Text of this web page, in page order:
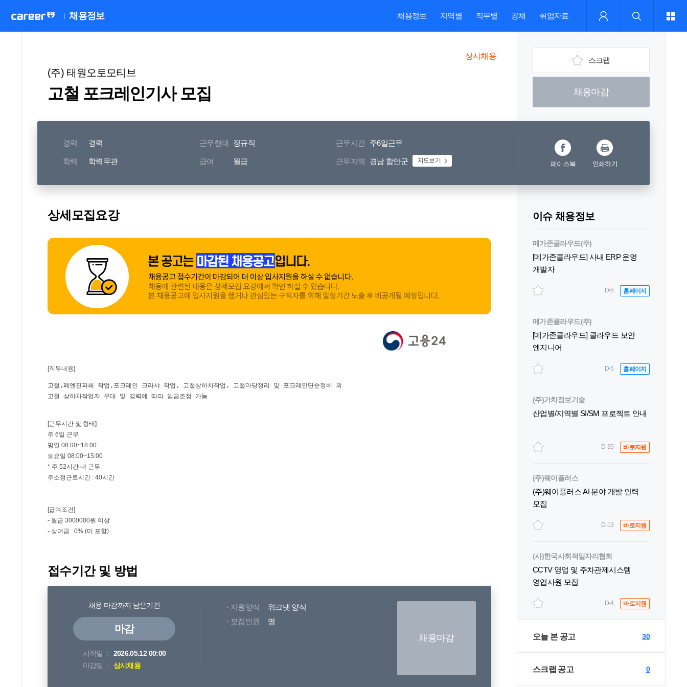
채용정보 채용정보 지역별 직무별 공채 취업자료
(주) 태원오토모티브
고철 포크레인기사 모집
상시채용 스크랩
채용마감
경력 경력 근무형태 정규직 근무시간 주6일근무
학력 학력무관 급여 월급 근무지역 경남 함안군 지도보기 페이스북 인쇄하기
상세모집요강
접수기간 및 방법
채용 마감까지 남은기간
마감
시작일
2026.05.12 00:00
마감일
상시채용
지원양식
워크넷 양식
모집인원
명
채용마감
이슈 채용정보
메가존클라우드(주)
[메가존클라우드] 사내 ERP 운영
개발자
D-5 홈페이지
메가존클라우드(주)
[메가존클라우드] 클라우드 보안
엔지니어
D-5 홈페이지
(주)가치정보기술
산업별/지역별 SI/SM 프로젝트 안내
D-35 바로지원
(주)웨이플러스
(주)웨이플러스 AI 분야 개발 인력
모집
D-13 바로지원
(사)한국사회적일자리협회
CCTV 영업 및 주차관제시스템
영업사원 모집
D-4 바로지원
오늘 본 공고 30
스크랩 공고 0